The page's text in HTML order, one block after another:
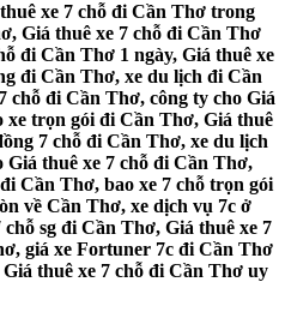
xe 7 chỗ đi Cần Thơ trong
Giá thuê xe 7 chỗ đi Cần Thơ
đi Cần Thơ 1 ngày, Giá thuê xe
đi Cần Thơ, xe du lịch đi Cần
chỗ đi Cần Thơ, công ty cho Giá
xe trọn gói đi Cần Thơ, Giá thuê
7 chỗ đi Cần Thơ, xe du lịch
thuê xe 7 chỗ đi Cần Thơ,
Cần Thơ, bao xe 7 chỗ trọn gói
về Cần Thơ, xe dịch vụ 7c ở
sg đi Cần Thơ, Giá thuê xe 7
giá xe Fortuner 7c đi Cần Thơ
thuê xe 7 chỗ đi Cần Thơ uy